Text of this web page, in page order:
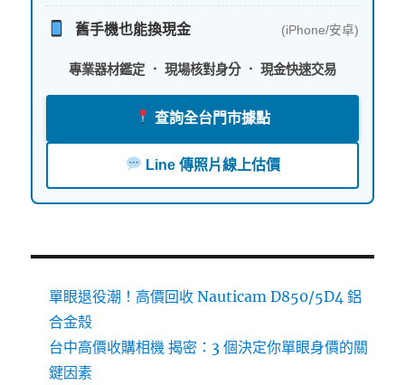
舊手機也能換現金 (iPhone/安卓)
專業器材鑑定 ． 現場核對身分 ． 現金快速交易
查詢全台門市據點
Line 傳照片線上估價
單眼退役潮！高價回收 Nauticam D850/5D4 鋁
合金殼
台中高價收購相機 揭密：3 個決定你單眼身價的關
鍵因素